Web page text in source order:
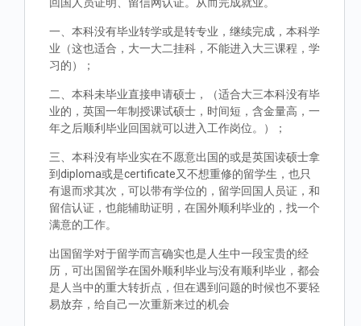
一、本科没有毕业转学或是转专业，继续完成，本科学
业（这也适合，大一大二挂科，不能进入大三课程，学
习的）；
二、本科未毕业直接申请硕士，（适合大三本科没有毕
业的，英国一年制授课试硕士，时间短，含金量高，一
年之后顺利毕业回国就可以进入工作岗位。）；
三、本科没有毕业实在不愿意出国的或是英国读硕士拿
到diploma或是certificate又不想重修的留学生，也只
有退而求其次，可以带有学位的，留学回国人员证，和
留信认证，也能辅助证明，在国外顺利毕业的，找一个
满意的工作。
出国留学对于留学而言确实也是人生中一段宝贵的经
历，可出国留学在国外顺利毕业与没有顺利毕业，都会
是人当中的重大转折点，但在遇到问题的时候也不要轻
易放弃，给自己一次重新来过的机会